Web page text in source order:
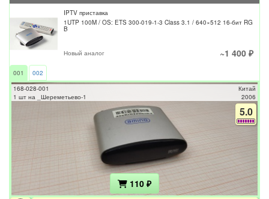
IPTV приставка
1UTP 100M / OS: ETS 300-019-1-3 Class 3.1 / 640×512 16-бит RG
B
Новый аналог ~1 400 ₽
001
002
168-028-001
1 шт на _Шереметьево-1
Китай
2006
5.0
110 ₽